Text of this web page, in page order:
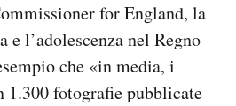
for England, la
e l’adolescenza nel Regno
che «in media, i
fotografie pubblicate